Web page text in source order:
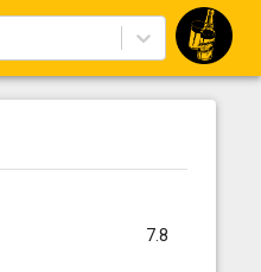
7.8